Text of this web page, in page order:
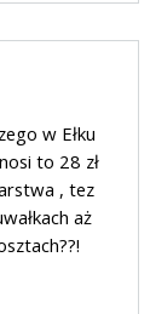
w Ełku
to 28 zł
, tez
aż